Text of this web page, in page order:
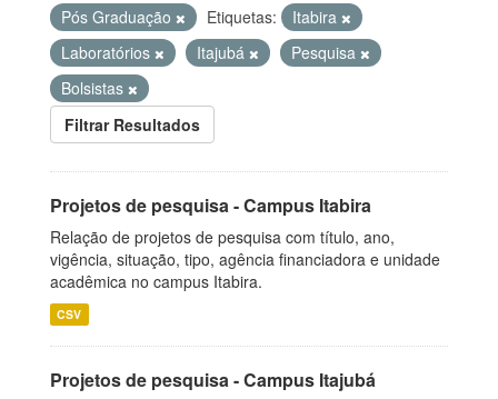
Pós Graduação
Etiquetas:
Itabira
Laboratórios
Itajubá
Pesquisa
Bolsistas
Filtrar Resultados
Projetos de pesquisa - Campus Itabira
Relação de projetos de pesquisa com título, ano,
vigência, situação, tipo, agência financiadora e unidade
acadêmica no campus Itabira.
CSV
Projetos de pesquisa - Campus Itajubá